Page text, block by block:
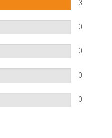
3
0
0
0
0